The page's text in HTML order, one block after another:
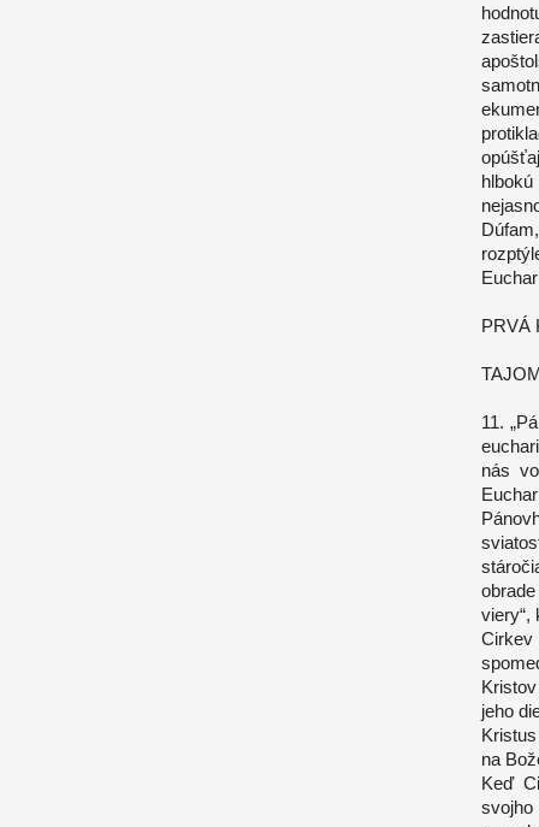
PRVÁ
11.
nás
viery“,
jeho
na
Keď
svojho